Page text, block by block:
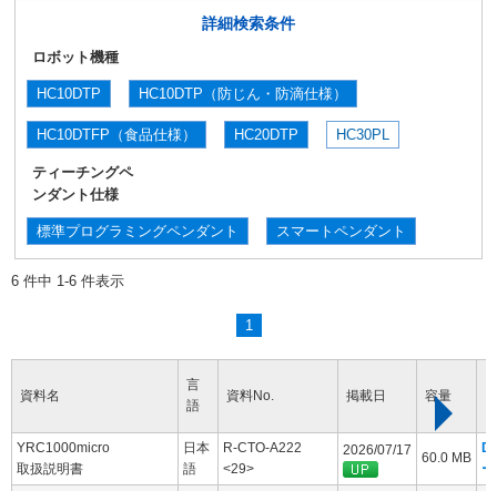
詳細検索条件
ロボット機種
HC10DTP HC10DTP（防じん・防滴仕様）
HC10DTFP（食品仕様） HC20DTP HC30PL
ティーチングペ
ンダント仕様
標準プログラミングペンダント スマートペンダント
6 件中 1-6 件表示
1
資料名
言
語
資料No. 掲載日 容量
YRC1000micro
取扱説明書
日本
語
R-CTO-A222
<29>
2026/07/17 60.0 MB